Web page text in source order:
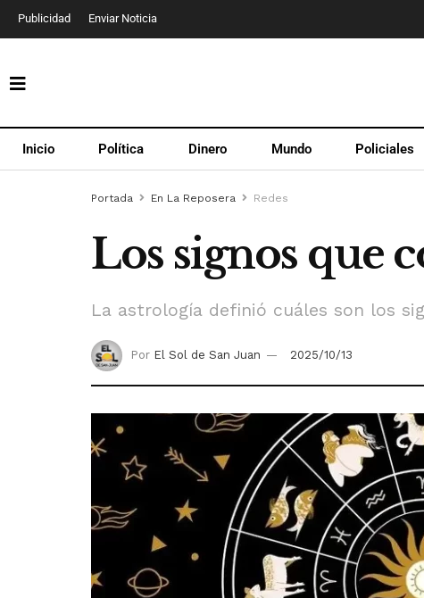
Publicidad Enviar Noticia
Inicio Política Dinero Mundo Policiales
Portada En La Reposera Redes
Los signos que
La astrología definió cuáles son los
Por El Sol de San Juan 2025/10/13